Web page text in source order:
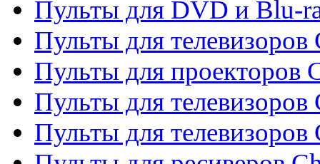
Пульты для DVD и Blu-
Пульты для телевизоров
Пульты для проекторов
Пульты для телевизоров
Пульты для телевизоров